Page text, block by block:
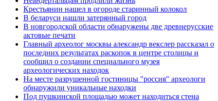
Крестьянин нашел в огороде старинный колокол
В беларуси нашли затерянный город
В новгородской области обнаружены две древнерусские
актовые печати
Главный археолог москвы александр векслер рассказал о
последних результатах раскопок в центре столицы и
сообщил о создании специального музея
археологических находок
На месте разрушенной гостиницы "россия" археологи
обнаружили уникальные находки
Под пушкинской площадью может находиться стена